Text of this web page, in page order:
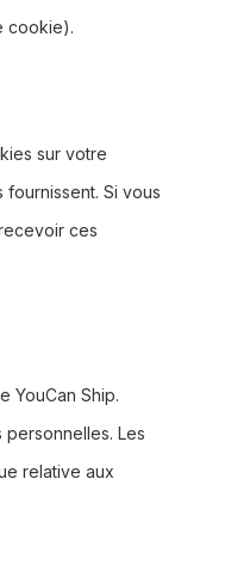
cookie).
sur votre
Si vous
ces
YouCan Ship.
Les
relative aux